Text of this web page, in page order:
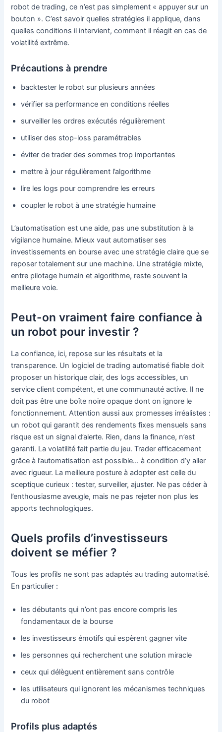
robot de trading, ce n’est pas simplement « appuyer sur un
bouton ». C’est savoir quelles stratégies il applique, dans
quelles conditions il intervient, comment il réagit en cas de
volatilité extrême.
Précautions à prendre
backtester le robot sur plusieurs années
vérifier sa performance en conditions réelles
surveiller les ordres exécutés régulièrement
utiliser des stop-loss paramétrables
éviter de trader des sommes trop importantes
mettre à jour régulièrement l’algorithme
lire les logs pour comprendre les erreurs
coupler le robot à une stratégie humaine
L’automatisation est une aide, pas une substitution à la
vigilance humaine. Mieux vaut automatiser ses
investissements en bourse avec une stratégie claire que se
reposer totalement sur une machine. Une stratégie mixte,
entre pilotage humain et algorithme, reste souvent la
meilleure voie.
Peut-on vraiment faire confiance à
un robot pour investir ?
La confiance, ici, repose sur les résultats et la
transparence. Un logiciel de trading automatisé fiable doit
proposer un historique clair, des logs accessibles, un
service client compétent, et une communauté active. Il ne
doit pas être une boîte noire opaque dont on ignore le
fonctionnement. Attention aussi aux promesses irréalistes :
un robot qui garantit des rendements fixes mensuels sans
risque est un signal d’alerte. Rien, dans la finance, n’est
garanti. La volatilité fait partie du jeu. Trader efficacement
grâce à l’automatisation est possible… à condition d’y aller
avec rigueur. La meilleure posture à adopter est celle du
sceptique curieux : tester, surveiller, ajuster. Ne pas céder à
l’enthousiasme aveugle, mais ne pas rejeter non plus les
apports technologiques.
Quels profils d’investisseurs
doivent se méfier ?
Tous les profils ne sont pas adaptés au trading automatisé.
En particulier :
les débutants qui n’ont pas encore compris les
fondamentaux de la bourse
les investisseurs émotifs qui espèrent gagner vite
les personnes qui recherchent une solution miracle
ceux qui délèguent entièrement sans contrôle
les utilisateurs qui ignorent les mécanismes techniques
du robot
Profils plus adaptés